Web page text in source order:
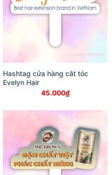
Hashtag cửa hàng cắt tóc
Evelyn Hair
45.000₫